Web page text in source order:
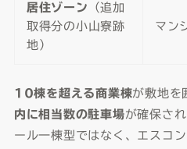
居住ゾーン
（追加
取得分の小山寮跡
地）
マン
10棟を超える商業棟が敷地を
内に相当数の駐車場が確保さ
ール一棟型ではなく、エスコ